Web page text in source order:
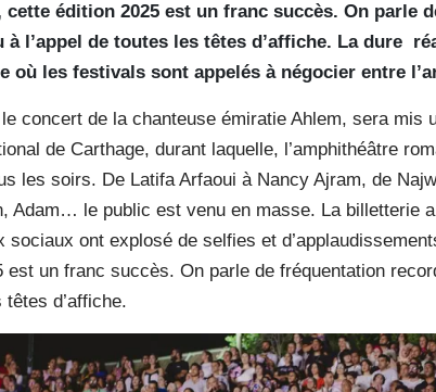
édition 2025 est un franc succès. On parle
l’appel de toutes les têtes d’affiche. La dure
où les festivals sont appelés à négocier entre
concert de la chanteuse émiratie Ahlem, sera mis
de Carthage, durant laquelle, l’amphithéâtre
les soirs. De Latifa Arfaoui à Nancy Ajram, de
Adam… le public est venu en masse. La billetterie
ont explosé de selfies et
un franc succès. On parle de fréquentation
têtes d’affiche.